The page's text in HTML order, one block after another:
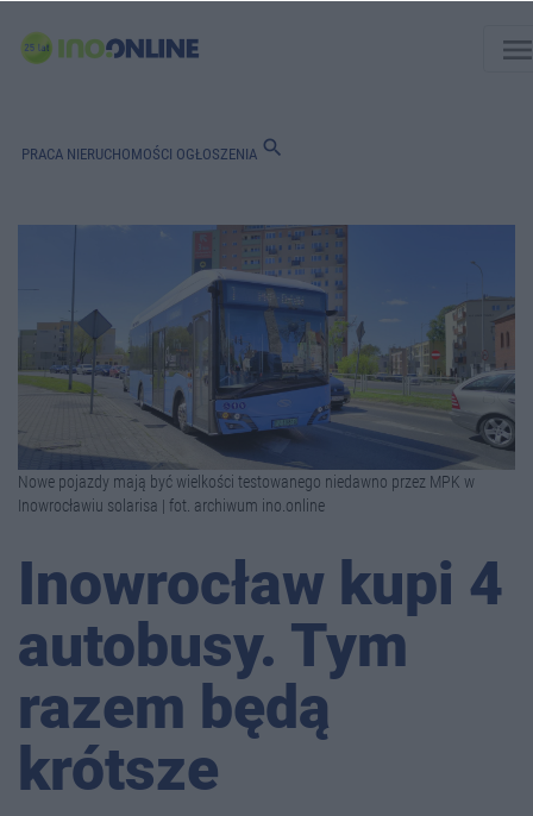
PRACA NIERUCHOMOŚCI OGŁOSZENIA search
Nowe pojazdy mają być wielkości testowanego niedawno przez MPK w
Inowrocławiu solarisa | fot. archiwum ino.online
Inowrocław kupi 4
autobusy. Tym
razem będą
krótsze